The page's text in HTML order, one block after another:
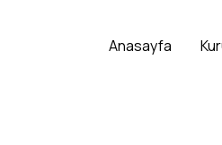
Anasayfa